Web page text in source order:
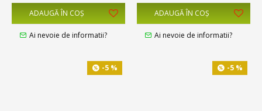
ADAUGĂ ÎN COŞ
Ai nevoie de informatii?
ADAUGĂ ÎN COŞ
Ai nevoie de informatii?
-5 % -5 %